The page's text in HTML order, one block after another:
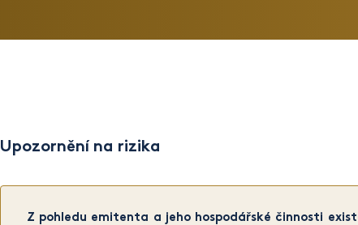
Upozornění na rizika
Z pohledu emitenta a jeho hospodářské činnosti